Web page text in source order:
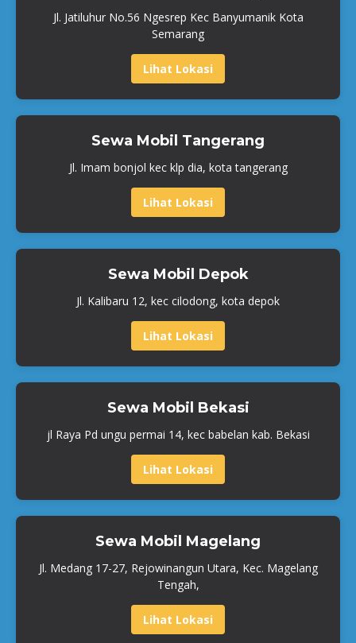
Jl. Jatiluhur No.56 Ngesrep Kec Banyumanik Kota
Semarang
Lihat Lokasi
Sewa Mobil Tangerang
Jl. Imam bonjol kec klp dia, kota tangerang
Lihat Lokasi
Sewa Mobil Depok
Jl. Kalibaru 12, kec cilodong, kota depok
Lihat Lokasi
Sewa Mobil Bekasi
jl Raya Pd ungu permai 14, kec babelan kab. Bekasi
Lihat Lokasi
Sewa Mobil Magelang
Jl. Medang 17-27, Rejowinangun Utara, Kec. Magelang
Tengah,
Lihat Lokasi